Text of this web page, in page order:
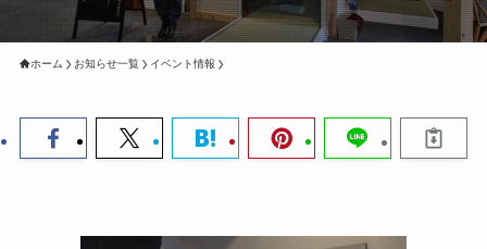
ホーム お知らせ一覧 イベント情報